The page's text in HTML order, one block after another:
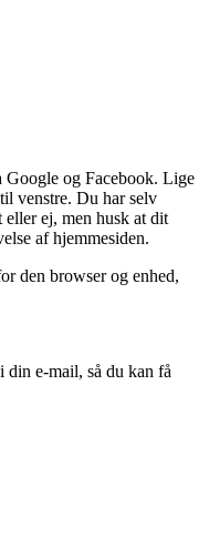
Google og Facebook. Lige
venstre. Du har selv
eller ej, men husk at dit
af hjemmesiden.
den browser og enhed,
din e-mail, så du kan få